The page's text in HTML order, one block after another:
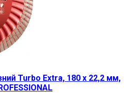
Turbo Extra, 180 х 22,2 мм,